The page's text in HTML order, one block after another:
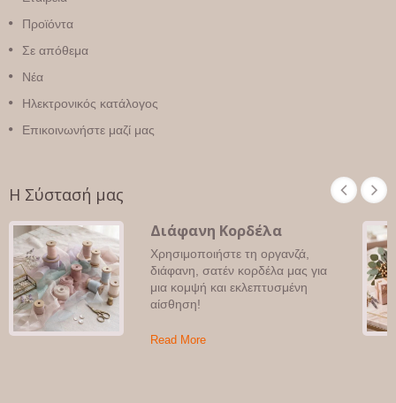
Προϊόντα
Σε απόθεμα
Νέα
Ηλεκτρονικός κατάλογος
Επικοινωνήστε μαζί μας
Η Σύστασή μας
Διάφανη Κορδέλα
Χρησιμοποιήστε τη οργανζά,
διάφανη, σατέν κορδέλα μας για
μια κομψή και εκλεπτυσμένη
αίσθηση!
Read More